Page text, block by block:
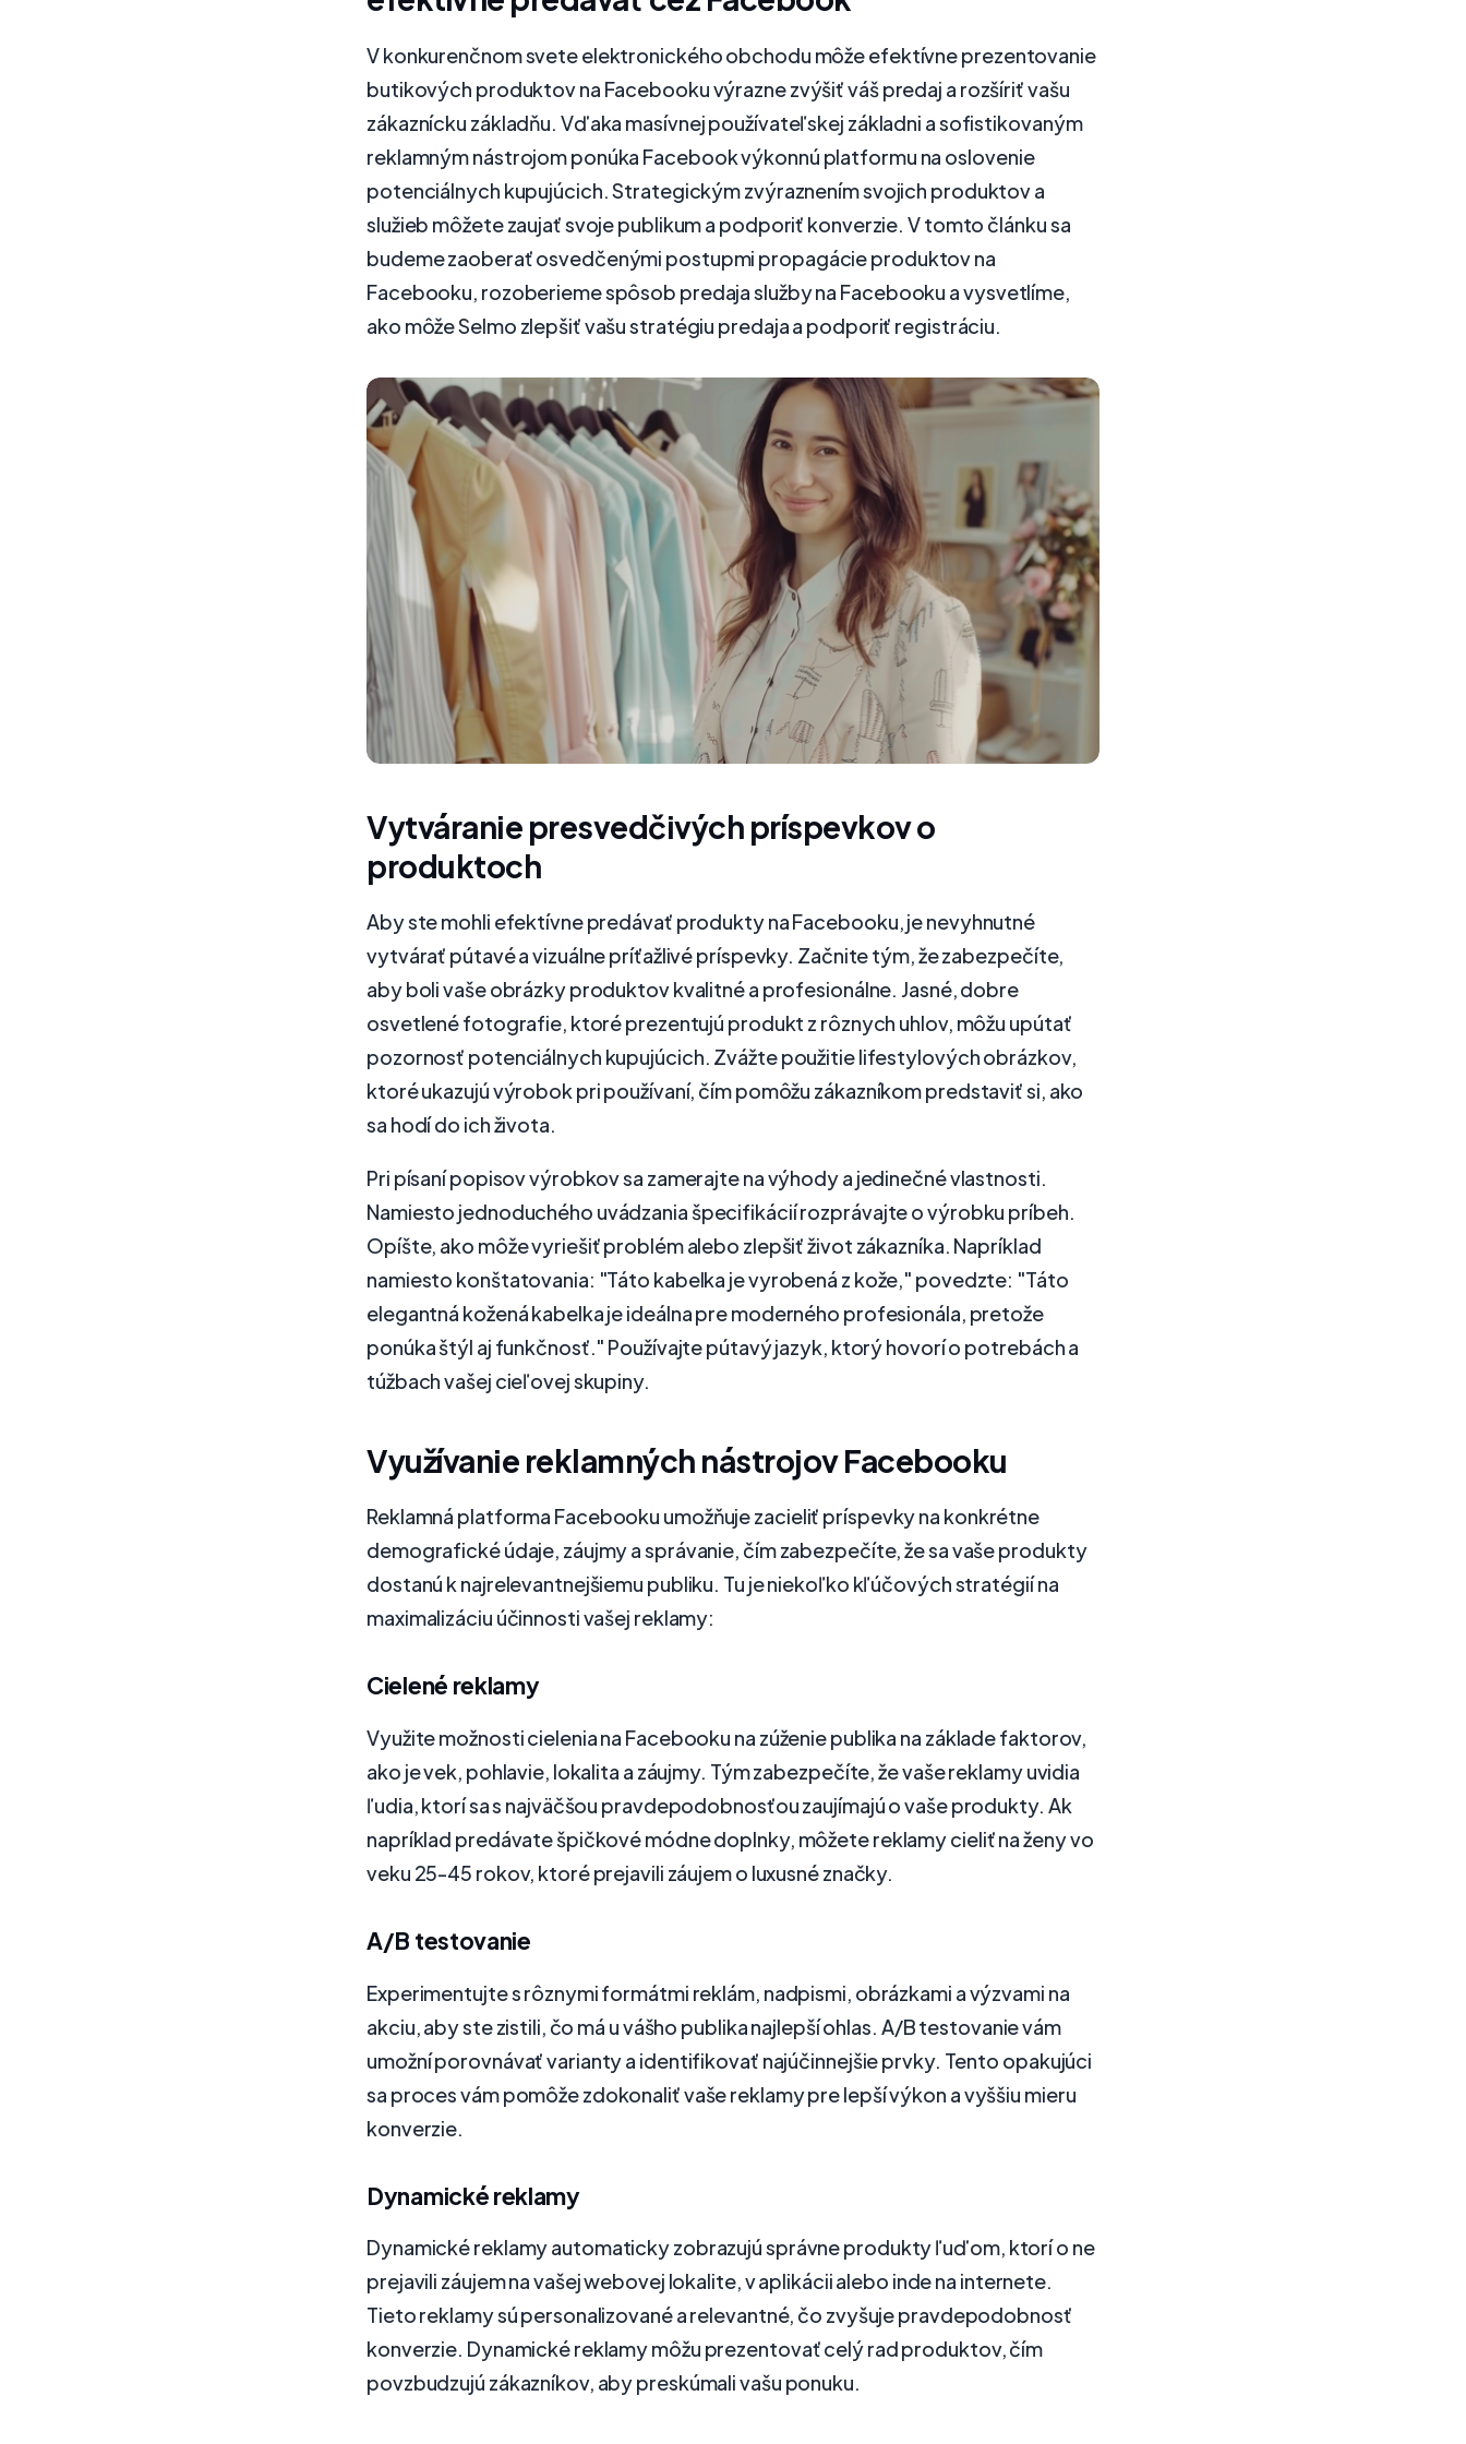
V konkurenčnom svete elektronického obchodu môže efektívne prezentovanie
butikových produktov na Facebooku výrazne zvýšiť váš predaj a rozšíriť vašu
zákaznícku základňu. Vďaka masívnej používateľskej základni a sofistikovaným
reklamným nástrojom ponúka Facebook výkonnú platformu na oslovenie
potenciálnych kupujúcich. Strategickým zvýraznením svojich produktov a
služieb môžete zaujať svoje publikum a podporiť konverzie. V tomto článku sa
budeme zaoberať osvedčenými postupmi propagácie produktov na
Facebooku, rozoberieme spôsob predaja služby na Facebooku a vysvetlíme,
ako môže Selmo zlepšiť vašu stratégiu predaja a podporiť registráciu.
Vytváranie presvedčivých príspevkov o
produktoch
Aby ste mohli efektívne predávať produkty na Facebooku, je nevyhnutné
vytvárať pútavé a vizuálne príťažlivé príspevky. Začnite tým, že zabezpečíte,
aby boli vaše obrázky produktov kvalitné a profesionálne. Jasné, dobre
osvetlené fotografie, ktoré prezentujú produkt z rôznych uhlov, môžu upútať
pozornosť potenciálnych kupujúcich. Zvážte použitie lifestylových obrázkov,
ktoré ukazujú výrobok pri používaní, čím pomôžu zákazníkom predstaviť si, ako
sa hodí do ich života.
Pri písaní popisov výrobkov sa zamerajte na výhody a jedinečné vlastnosti.
Namiesto jednoduchého uvádzania špecifikácií rozprávajte o výrobku príbeh.
Opíšte, ako môže vyriešiť problém alebo zlepšiť život zákazníka. Napríklad
namiesto konštatovania: "Táto kabelka je vyrobená z kože," povedzte: "Táto
elegantná kožená kabelka je ideálna pre moderného profesionála, pretože
ponúka štýl aj funkčnosť." Používajte pútavý jazyk, ktorý hovorí o potrebách a
túžbach vašej cieľovej skupiny.
Využívanie reklamných nástrojov Facebooku
Reklamná platforma Facebooku umožňuje zacieliť príspevky na konkrétne
demografické údaje, záujmy a správanie, čím zabezpečíte, že sa vaše produkty
dostanú k najrelevantnejšiemu publiku. Tu je niekoľko kľúčových stratégií na
maximalizáciu účinnosti vašej reklamy:
Cielené reklamy
Využite možnosti cielenia na Facebooku na zúženie publika na základe faktorov,
ako je vek, pohlavie, lokalita a záujmy. Tým zabezpečíte, že vaše reklamy uvidia
ľudia, ktorí sa s najväčšou pravdepodobnosťou zaujímajú o vaše produkty. Ak
napríklad predávate špičkové módne doplnky, môžete reklamy cieliť na ženy vo
veku 25-45 rokov, ktoré prejavili záujem o luxusné značky.
A/B testovanie
Experimentujte s rôznymi formátmi reklám, nadpismi, obrázkami a výzvami na
akciu, aby ste zistili, čo má u vášho publika najlepší ohlas. A/B testovanie vám
umožní porovnávať varianty a identifikovať najúčinnejšie prvky. Tento opakujúci
sa proces vám pomôže zdokonaliť vaše reklamy pre lepší výkon a vyššiu mieru
konverzie.
Dynamické reklamy
Dynamické reklamy automaticky zobrazujú správne produkty ľuďom, ktorí o ne
prejavili záujem na vašej webovej lokalite, v aplikácii alebo inde na internete.
Tieto reklamy sú personalizované a relevantné, čo zvyšuje pravdepodobnosť
konverzie. Dynamické reklamy môžu prezentovať celý rad produktov, čím
povzbudzujú zákazníkov, aby preskúmali vašu ponuku.